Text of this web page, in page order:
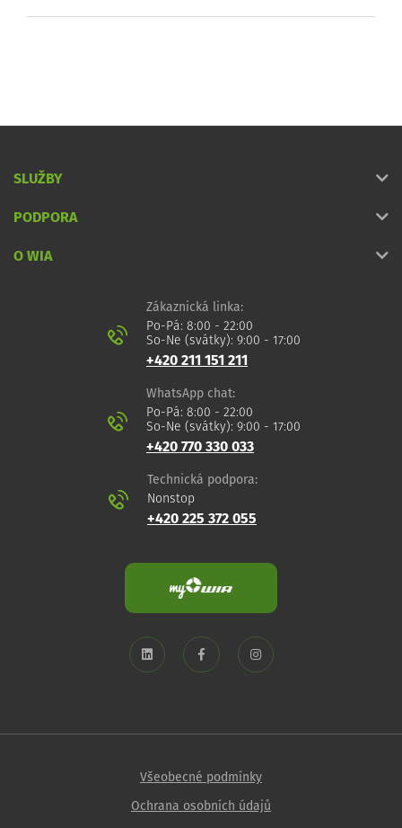
SLUŽBY
PODPORA
O WIA
Zákaznická linka:
Po-Pá: 8:00 - 22:00
So-Ne (svátky): 9:00 - 17:00
+420 211 151 211
WhatsApp chat:
Po-Pá: 8:00 - 22:00
So-Ne (svátky): 9:00 - 17:00
+420 770 330 033
Technická podpora:
Nonstop
+420 225 372 055
Všeobecné podmínky
Ochrana osobních údajů